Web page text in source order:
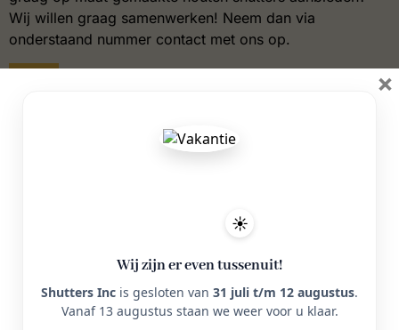
Wij willen graag samenwerken! Neem dan via
onderstaand nummer contact met ons op.
info@shuttersinc.nl
☀️
Wij zijn er even tussenuit!
Shutters Inc is gesloten van 31 juli t/m 12 augustus.
Vanaf 13 augustus staan we weer voor u klaar.
×